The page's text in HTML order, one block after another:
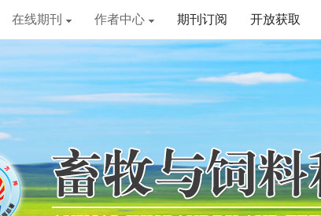
在线期刊 作者中心 期刊订阅 开放获取